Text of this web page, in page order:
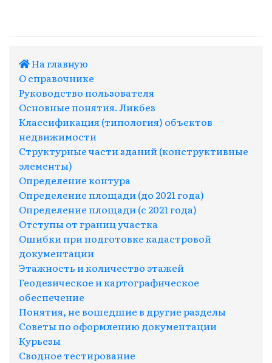
На главную
О справочнике
Руководство пользователя
Основные понятия. Ликбез
Классификация (типология) объектов
недвижимости
Структурные части зданий (конструктивные
элементы)
Определение контура
Определение площади (до 2021 года)
Определение площади (с 2021 года)
Отступы от границ участка
Ошибки при подготовке кадастровой
документации
Этажность и количество этажей
Геодезическое и картографическое
обеспечение
Понятия, не вошедшие в другие разделы
Советы по оформлению документации
Курьезы
Сводное тестирование